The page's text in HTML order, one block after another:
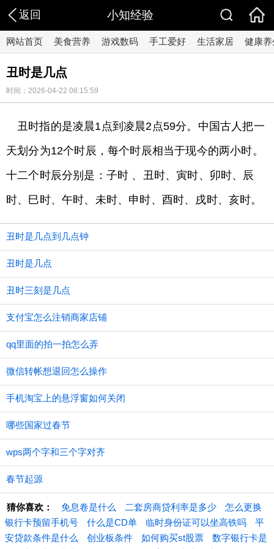
返回 小知经验
网站首页 美食营养 游戏数码 手工爱好 生活家居 健康养
丑时是几点
时间：2026-04-22 08:15:59
丑时指的是凌晨1点到凌晨2点59分。中国古人把一
天划分为12个时辰，每个时辰相当于现今的两小时。
十二个时辰分别是：子时 、丑时、寅时、卯时、辰
时、巳时、午时、未时、申时、酉时、戌时、亥时。
丑时是几点到几点钟
丑时是几点
丑时三刻是几点
支付宝怎么注销商家店铺
qq里面的拍一拍怎么弄
微信转帐想退回怎么操作
手机淘宝上的悬浮窗如何关闭
哪些国家过春节
wps两个字和三个字对齐
春节起源
猜你喜欢： 免息卷是什么 二套房商贷利率是多少
怎么更换
银行卡预留手机号
什么是CD单 临时身份证可以坐高铁吗
平
安贷款条件是什么
创业板条件 如何购买st股票
数字银行卡是